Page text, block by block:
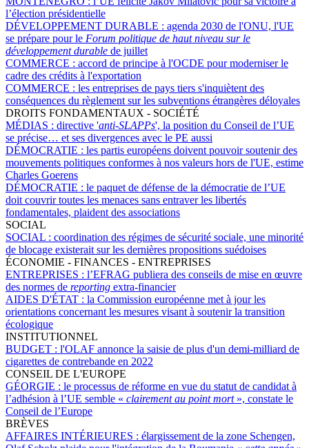
l’élection présidentielle
DÉVELOPPEMENT DURABLE : agenda 2030 de l'ONU, l'UE
se prépare pour le Forum politique de haut niveau sur le
développement durable de juillet
COMMERCE : accord de principe à l'OCDE pour moderniser le
cadre des crédits à l'exportation
COMMERCE : les entreprises de pays tiers s'inquiètent des
conséquences du règlement sur les subventions étrangères déloyales
DROITS FONDAMENTAUX - SOCIÉTÉ
MÉDIAS : directive 'anti-SLAPPs', la position du Conseil de l’UE
se précise… et ses divergences avec le PE aussi
DÉMOCRATIE : les partis européens doivent pouvoir soutenir des
mouvements politiques conformes à nos valeurs hors de l'UE, estime
Charles Goerens
DÉMOCRATIE : le paquet de défense de la démocratie de l’UE
doit couvrir toutes les menaces sans entraver les libertés
fondamentales, plaident des associations
SOCIAL
SOCIAL : coordination des régimes de sécurité sociale, une minorité
de blocage existerait sur les dernières propositions suédoises
ÉCONOMIE - FINANCES - ENTREPRISES
ENTREPRISES : l’EFRAG publiera des conseils de mise en œuvre
des normes de reporting extra-financier
AIDES D'ÉTAT : la Commission européenne met à jour les
orientations concernant les mesures visant à soutenir la transition
écologique
INSTITUTIONNEL
BUDGET : l'OLAF annonce la saisie de plus d'un demi-milliard de
cigarettes de contrebande en 2022
CONSEIL DE L'EUROPE
GÉORGIE : le processus de réforme en vue du statut de candidat à
l’adhésion à l’UE semble « clairement au point mort », constate le
Conseil de l’Europe
BRÈVES
AFFAIRES INTÉRIEURES : élargissement de la zone Schengen,